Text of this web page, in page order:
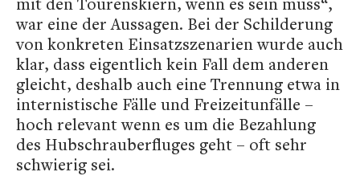
war eine der Aussagen. Bei der Schilderung
von konkreten Einsatzszenarien wurde auch
klar, dass eigentlich kein Fall dem anderen
gleicht, deshalb auch eine Trennung etwa in
internistische Fälle und Freizeitunfälle –
hoch relevant wenn es um die Bezahlung
des Hubschrauberfluges geht – oft sehr
schwierig sei.